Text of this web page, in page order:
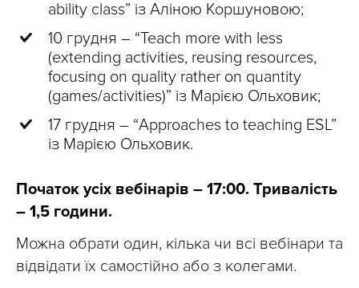
ability class” із Аліною Коршуновою;
10 грудня – “Teach more with less
(extending activities, reusing resources,
focusing on quality rather on quantity
(games/activities)” із Марією Ольховик;
17 грудня – “Approaches to teaching ESL”
із Марією Ольховик.
Початок усіх вебінарів – 17:00. Тривалість
– 1,5 години.
Можна обрати один, кілька чи всі вебінари та
відвідати їх самостійно або з колегами.